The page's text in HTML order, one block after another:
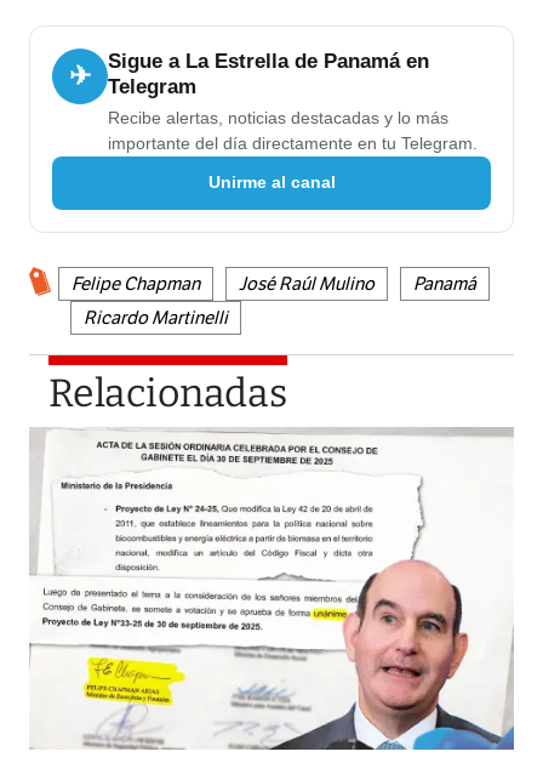
✈
Sigue a La Estrella de Panamá en
Telegram
Recibe alertas, noticias destacadas y lo más
importante del día directamente en tu Telegram.
Unirme al canal
Felipe Chapman José Raúl Mulino
Panamá
Ricardo Martinelli
Relacionadas